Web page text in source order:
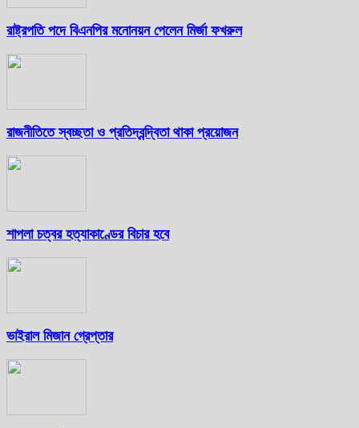
রাষ্ট্রপতি পদে বিএনপির মনোনয়ন পেলেন মির্জা ফখরুল
রাজনীতিতে স্বচ্ছতা ও প্রতিদ্বন্দ্বিতা থাকা প্রয়োজন
শাপলা চত্বর হত্যাকাণ্ডের বিচার হবে
ভাইরাল মিজান গ্রেপ্তার